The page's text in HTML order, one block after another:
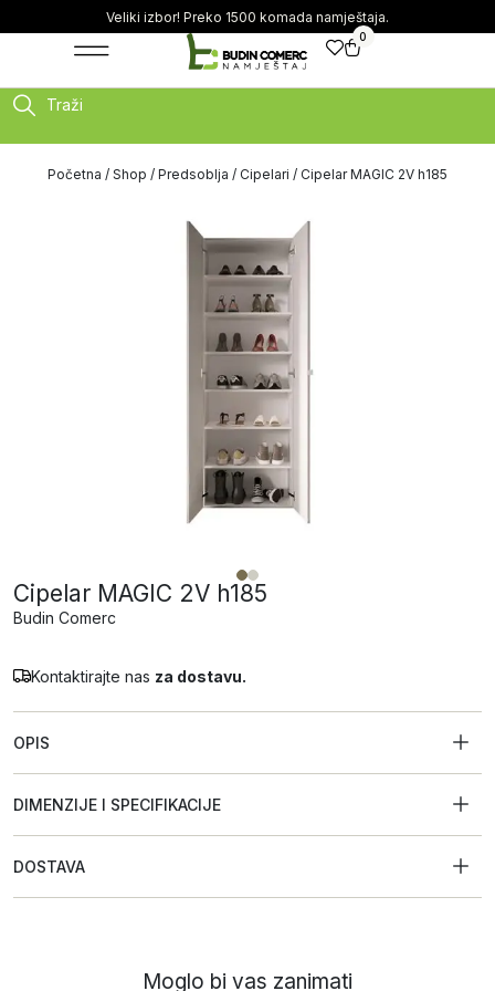
Veliki izbor! Preko 1500 komada namještaja.
0
Traži
Početna / Shop / Predsoblja / Cipelari / Cipelar MAGIC 2V h185
Cipelar MAGIC 2V h185
Budin Comerc
Kontaktirajte nas za dostavu.
OPIS
DIMENZIJE I SPECIFIKACIJE
DOSTAVA
Moglo bi vas zanimati